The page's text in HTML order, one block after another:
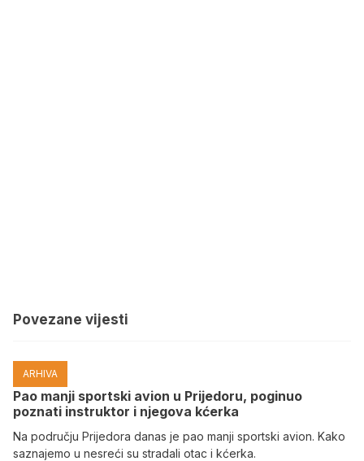
Povezane vijesti
ARHIVA
Pao manji sportski avion u Prijedoru, poginuo
poznati instruktor i njegova kćerka
Na području Prijedora danas je pao manji sportski avion. Kako
saznajemo u nesreći su stradali otac i kćerka.